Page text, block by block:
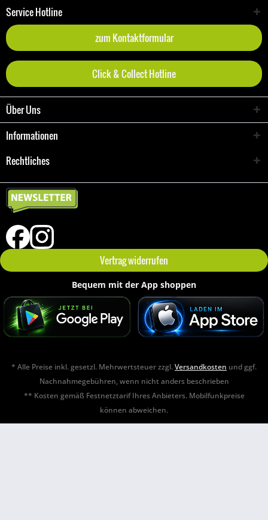
Service Hotline
zum Kontaktformular
Click & Collect Hotline
Über Uns
Informationen
Rechtliches
Vertrag widerrufen
Bequem mit der App shoppen
* Alle Preise inkl. gesetzl. Mehrwertsteuer zzgl.Versandkosten und ggf.
Nachnahmegebühren, wenn nicht anders beschrieben
** Kosten gemäß Festnetztarif Ihres Anbieters. Mobilfunkpreise
können abweichen.